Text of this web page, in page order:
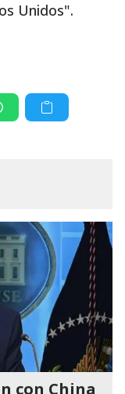
Unidos".
con China